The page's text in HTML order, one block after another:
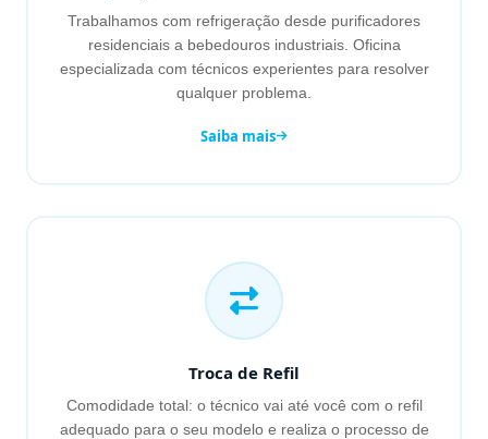
Trabalhamos com refrigeração desde purificadores
residenciais a bebedouros industriais. Oficina
especializada com técnicos experientes para resolver
qualquer problema.
Saiba mais
Troca de Refil
Comodidade total: o técnico vai até você com o refil
adequado para o seu modelo e realiza o processo de